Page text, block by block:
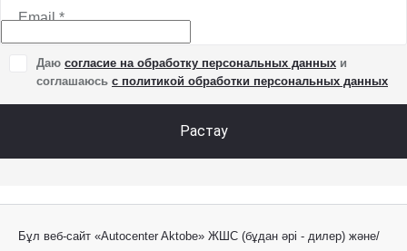
Email*
Даю согласие на обработку персональных данных и
соглашаюсь с политикой обработки персональных данных
Растау
Бұл веб-сайт «Autocenter Aktobe» ЖШС (бұдан әрі - дилер) және/